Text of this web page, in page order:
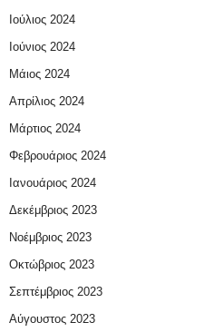
Ιούλιος 2024
Ιούνιος 2024
Μάιος 2024
Απρίλιος 2024
Μάρτιος 2024
Φεβρουάριος 2024
Ιανουάριος 2024
Δεκέμβριος 2023
Νοέμβριος 2023
Οκτώβριος 2023
Σεπτέμβριος 2023
Αύγουστος 2023